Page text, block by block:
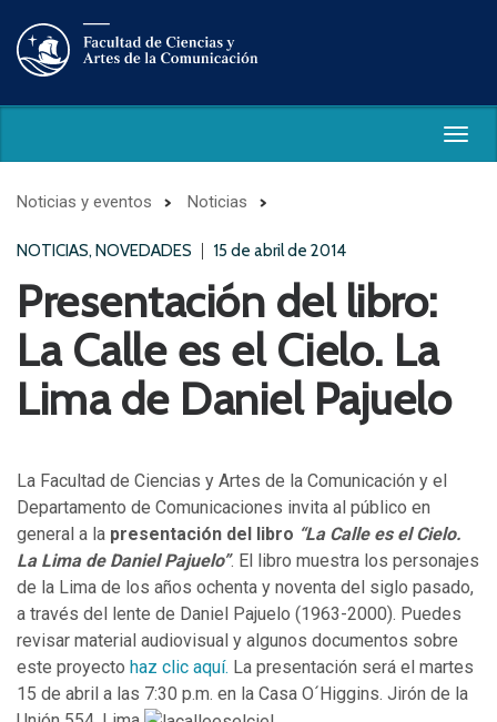
Noticias y eventos Noticias
NOTICIAS, NOVEDADES 15 de abril de 2014
Presentación del libro:
La Calle es el Cielo. La
Lima de Daniel Pajuelo
La Facultad de Ciencias y Artes de la Comunicación y el
Departamento de Comunicaciones invita al público en
general a la presentación del libro “La Calle es el Cielo.
La Lima de Daniel Pajuelo”. El libro muestra los personajes
de la Lima de los años ochenta y noventa del siglo pasado,
a través del lente de Daniel Pajuelo (1963-2000). Puedes
revisar material audiovisual y algunos documentos sobre
este proyecto haz clic aquí. La presentación será el martes
15 de abril a las 7:30 p.m. en la Casa O´Higgins. Jirón de la